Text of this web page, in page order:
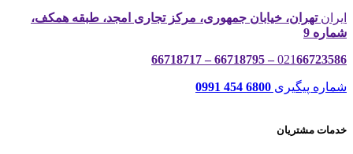
ایرانتهران، خیابان جمهوری، مرکز تجاری امجد، طبقه همکف،
شماره 9
02166723586 – 66718795 – 66718717
شماره پیگیری 6800 454 0991
خدمات مشتریان